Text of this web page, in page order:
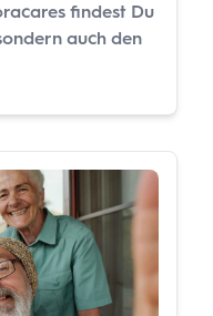
findest Du
auch den